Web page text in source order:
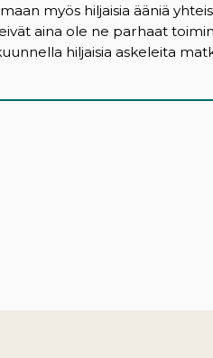
myös hiljaisia ääniä
aina ole ne parhaat
hiljaisia askeleita
tab)
in a new tab)